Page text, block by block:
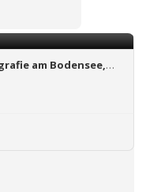
am Bodensee,